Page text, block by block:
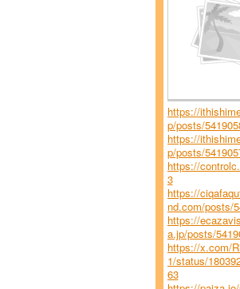
https://
p/posts/
https://
p/posts/
https://
3
https://
nd.com/posts/
https://
a.jp/posts/
https://x.com/
1/status/
63